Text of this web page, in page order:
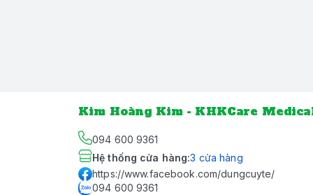
Kim Hoàng Kim - KHKCare
094 600 9361
Hệ thống cửa hàng:3 cửa hàng
https://www.facebook.com/dungcuyte/
094 600 9361